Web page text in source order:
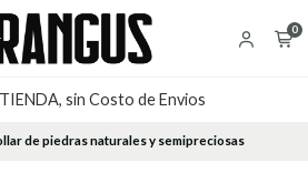
0
sin Costo de Envios
de piedras naturales y semipreciosas